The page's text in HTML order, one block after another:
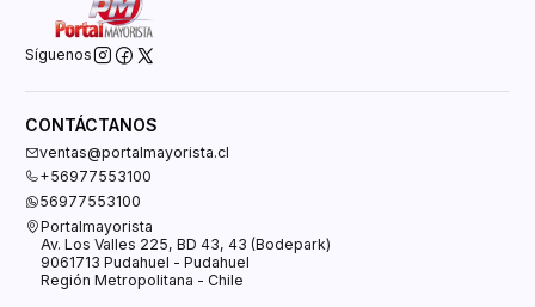
Síguenos
CONTÁCTANOS
ventas@portalmayorista.cl
+56977553100
56977553100
Portalmayorista
Av. Los Valles 225, BD 43, 43 (Bodepark)
9061713 Pudahuel - Pudahuel
Región Metropolitana - Chile